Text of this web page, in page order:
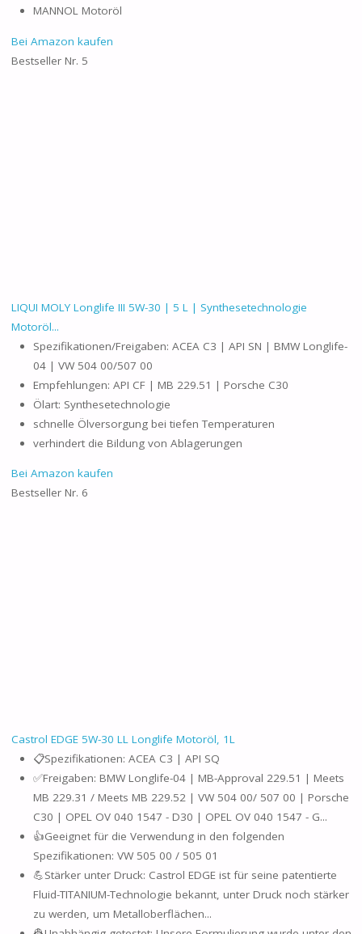
MANNOL Motoröl
Bei Amazon kaufen
Bestseller Nr. 5
LIQUI MOLY Longlife III 5W-30 | 5 L | Synthesetechnologie
Motoröl...
Spezifikationen/Freigaben: ACEA C3 | API SN | BMW Longlife-
04 | VW 504 00/507 00
Empfehlungen: API CF | MB 229.51 | Porsche C30
Ölart: Synthesetechnologie
schnelle Ölversorgung bei tiefen Temperaturen
verhindert die Bildung von Ablagerungen
Bei Amazon kaufen
Bestseller Nr. 6
Castrol EDGE 5W-30 LL Longlife Motoröl, 1L
📋Spezifikationen: ACEA C3 | API SQ
✅Freigaben: BMW Longlife-04 | MB-Approval 229.51 | Meets
MB 229.31 / Meets MB 229.52 | VW 504 00/ 507 00 | Porsche
C30 | OPEL OV 040 1547 - D30 | OPEL OV 040 1547 - G...
👍Geeignet für die Verwendung in den folgenden
Spezifikationen: VW 505 00 / 505 01
💪Stärker unter Druck: Castrol EDGE ist für seine patentierte
Fluid-TITANIUM-Technologie bekannt, unter Druck noch stärker
zu werden, um Metalloberflächen...